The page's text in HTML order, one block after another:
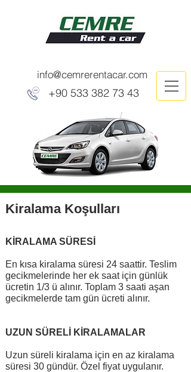
info@cemrerentacar.com
+90 533 382 73 43
Kiralama Koşulları
KİRALAMA SÜRESİ
En kısa kiralama süresi 24 saattir. Teslim
gecikmelerinde her ek saat için günlük
ücretin 1/3 ü alınır. Toplam 3 saati aşan
gecikmelerde tam gün ücreti alınır.
UZUN SÜRELİ KİRALAMALAR
Uzun süreli kiralama için en az kiralama
süresi 30 gündür. Özel fiyat uygulanır.